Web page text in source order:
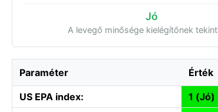
Jó
A levegő minősége kielégítőnek
Paraméter Érték
US EPA index:
1 (Jó)